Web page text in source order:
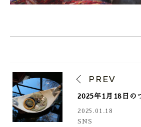
PREV
2025年1月18日の
2025.01.18
SNS